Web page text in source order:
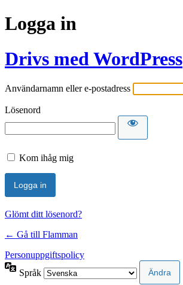
Logga in
Drivs med WordPress
Användarnamn eller e-postadress
Lösenord
Kom ihåg mig
Glömt ditt lösenord?
← Gå till Flamman
Personuppgiftspolicy
Språk